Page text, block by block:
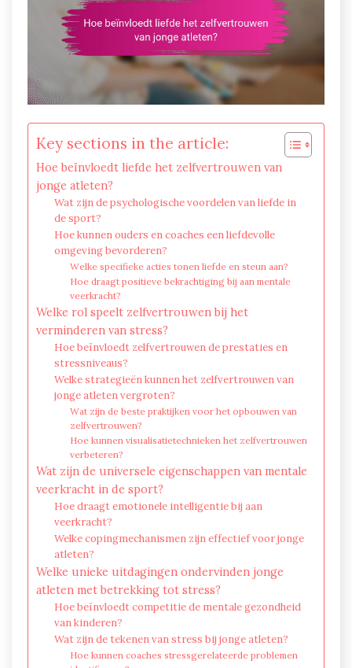
Key sections in the article:
Hoe beïnvloedt liefde het zelfvertrouwen van
jonge atleten?
Wat zijn de psychologische voordelen van liefde in
de sport?
Hoe kunnen ouders en coaches een liefdevolle
omgeving bevorderen?
Welke specifieke acties tonen liefde en steun aan?
Hoe draagt positieve bekrachtiging bij aan mentale
veerkracht?
Welke rol speelt zelfvertrouwen bij het
verminderen van stress?
Hoe beïnvloedt zelfvertrouwen de prestaties en
stressniveaus?
Welke strategieën kunnen het zelfvertrouwen van
jonge atleten vergroten?
Wat zijn de beste praktijken voor het opbouwen van
zelfvertrouwen?
Hoe kunnen visualisatietechnieken het zelfvertrouwen
verbeteren?
Wat zijn de universele eigenschappen van mentale
veerkracht in de sport?
Hoe draagt emotionele intelligentie bij aan
veerkracht?
Welke copingmechanismen zijn effectief voor jonge
atleten?
Welke unieke uitdagingen ondervinden jonge
atleten met betrekking tot stress?
Hoe beïnvloedt competitie de mentale gezondheid
van kinderen?
Wat zijn de tekenen van stress bij jonge atleten?
Hoe kunnen coaches stressgerelateerde problemen